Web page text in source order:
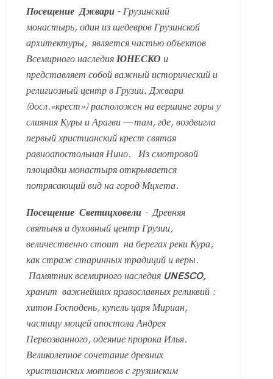
Посещение Джвари -Грузинский
монастырь, один из шедевров Грузинской
архитектуры, является частью объектов
Всемирного наследияЮНЕСКО и
представляет собой важный исторический и
религиозный центр в Грузии.Джвари
(досл.«крест») расположен на вершине горы у
слияния Куры и Арагви — там, где, воздвигла
первый христианский крест святая
равноапостольная Нино. Из смотровой
площадки монастыря открывается
потрясающий вид на город Мцхета.
Посещение Светицховели - Древняя
святыня и духовный центр Грузии,
величественно стоит на берегах реки Кура,
как страж старинных традиций и веры.
Памятник всемирного наследия UNESCO,
хранит важнейших православных реликвий :
хитон Господень, купель царя Мириан,
частицу мощей апостола Андрея
Первозванного, одеяние пророка Илья.
Великолепное сочетание древних
христианских мотивов с грузинским